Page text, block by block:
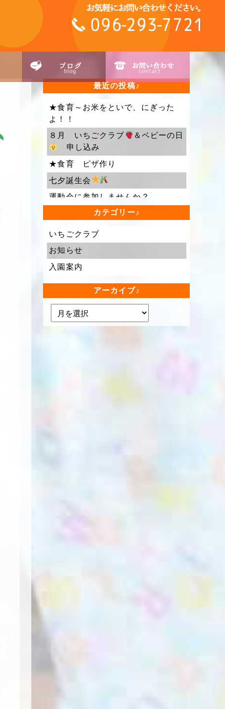
最近の投稿
★食育～お米をといで、にぎった
よ！！
８月 いちごクラブ
＆ベビーの日
申し込み
★食育 ピザ作り
七夕誕生会
運動会に参加しませんか？
カテゴリー
いちごクラブ
お知らせ
入園案内
アーカイブ